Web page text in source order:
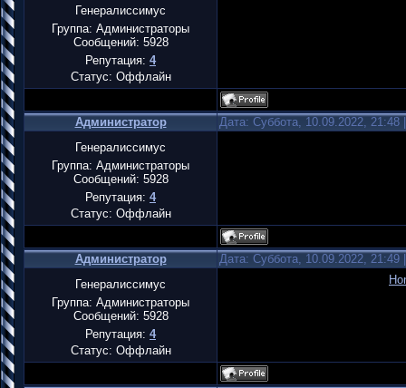
Генералиссимус
Группа: Администраторы
Сообщений: 5928
Репутация: 4
Статус: Оффлайн
Администратор
Дата: Суббота, 10.09.2022,
Генералиссимус
Группа: Администраторы
Сообщений: 5928
Репутация: 4
Статус: Оффлайн
Администратор
Дата: Суббота, 10.09.2022,
Генералиссимус
Группа: Администраторы
Сообщений: 5928
Репутация: 4
Статус: Оффлайн